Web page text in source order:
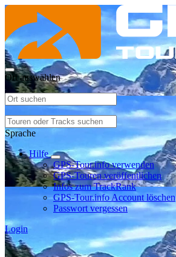
Ort auswählen
Sprache
Hilfe
GPS-Tour.info verwenden
GPS-Touren veröffentlichen
Infos zum TrackRank
GPS-Tour.info Account löschen
Passwort vergessen
Login